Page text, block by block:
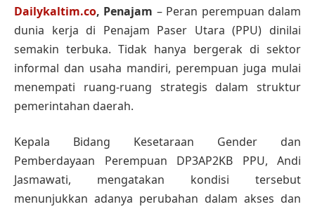
Dailykaltim.co, Penajam – Peran perempuan dalam
dunia kerja di Penajam Paser Utara (PPU) dinilai
semakin terbuka. Tidak hanya bergerak di sektor
informal dan usaha mandiri, perempuan juga mulai
menempati ruang-ruang strategis dalam struktur
pemerintahan daerah.
Kepala Bidang Kesetaraan Gender dan
Pemberdayaan Perempuan DP3AP2KB PPU, Andi
Jasmawati, mengatakan kondisi tersebut
menunjukkan adanya perubahan dalam akses dan